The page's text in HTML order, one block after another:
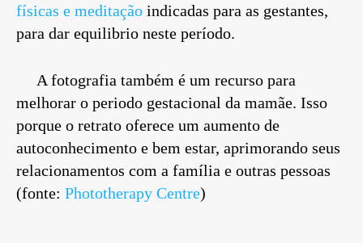
físicas e meditação indicadas para as gestantes,
para dar equilibrio neste período.
A fotografia também é um recurso para
melhorar o periodo gestacional da mamãe. Isso
porque o retrato oferece um aumento de
autoconhecimento e bem estar, aprimorando seus
relacionamentos com a família e outras pessoas
(fonte: Phototherapy Centre)